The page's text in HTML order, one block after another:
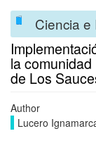
Ciencia e
la
de Los
Author
Lucero